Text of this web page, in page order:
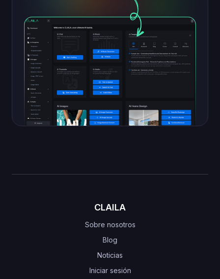
CLAILA
Sobre nosotros
Blog
Noticias
Iniciar sesión